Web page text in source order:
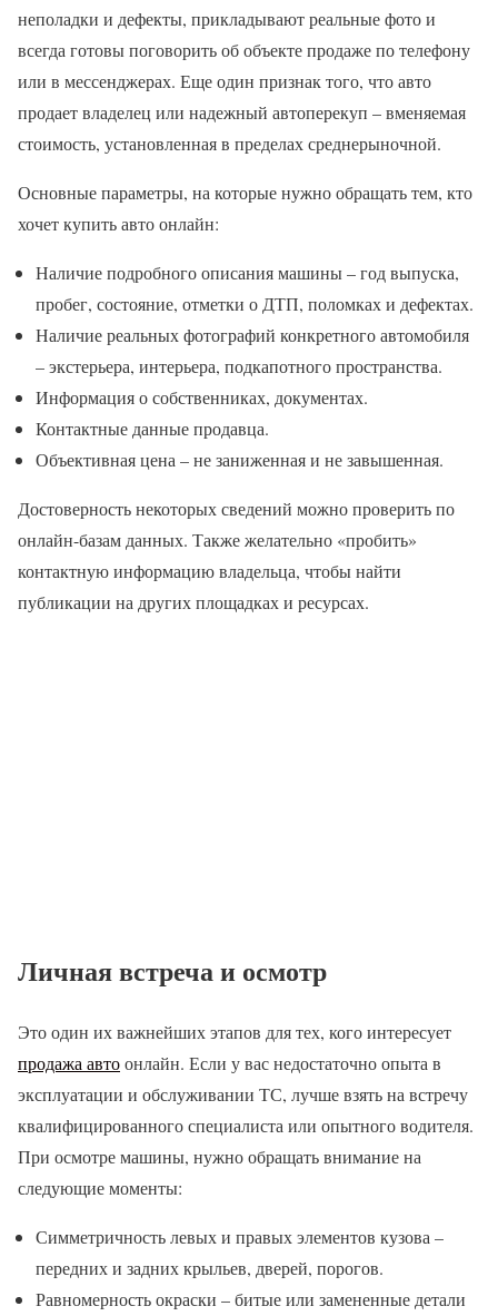
неполадки и дефекты, прикладывают реальные фото и
всегда готовы поговорить об объекте продаже по телефону
или в мессенджерах. Еще один признак того, что авто
продает владелец или надежный автоперекуп – вменяемая
стоимость, установленная в пределах среднерыночной.
Основные параметры, на которые нужно обращать тем, кто
хочет купить авто онлайн:
Наличие подробного описания машины – год выпуска,
пробег, состояние, отметки о ДТП, поломках и дефектах.
Наличие реальных фотографий конкретного автомобиля
– экстерьера, интерьера, подкапотного пространства.
Информация о собственниках, документах.
Контактные данные продавца.
Объективная цена – не заниженная и не завышенная.
Достоверность некоторых сведений можно проверить по
онлайн-базам данных. Также желательно «пробить»
контактную информацию владельца, чтобы найти
публикации на других площадках и ресурсах.
Личная встреча и осмотр
Это один их важнейших этапов для тех, кого интересует
продажа автоонлайн. Если у вас недостаточно опыта в
эксплуатации и обслуживании ТС, лучше взять на встречу
квалифицированного специалиста или опытного водителя.
При осмотре машины, нужно обращать внимание на
следующие моменты:
Симметричность левых и правых элементов кузова –
передних и задних крыльев, дверей, порогов.
Равномерность окраски – битые или замененные детали